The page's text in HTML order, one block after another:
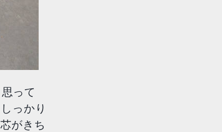
って
っかり
がきち